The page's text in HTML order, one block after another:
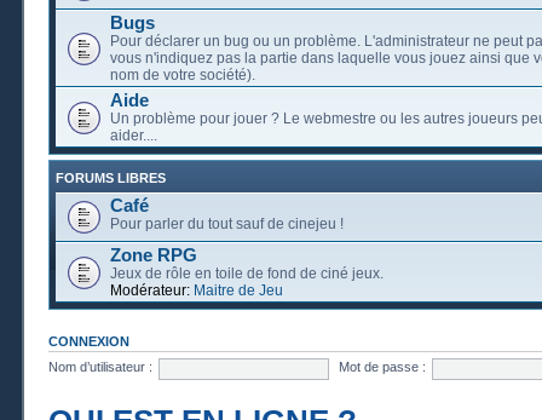
Bugs
Pour déclarer un bug ou un problème. L'administrateur ne peut
vous n'indiquez pas la partie dans laquelle vous jouez ainsi que
nom de votre société).
Aide
Un problème pour jouer ? Le webmestre ou les autres joueurs
aider....
FORUMS LIBRES
Café
Pour parler du tout sauf de cinejeu !
Zone RPG
Jeux de rôle en toile de fond de ciné jeux.
Modérateur: Maitre de Jeu
CONNEXION
Nom d’utilisateur :
Mot de passe :